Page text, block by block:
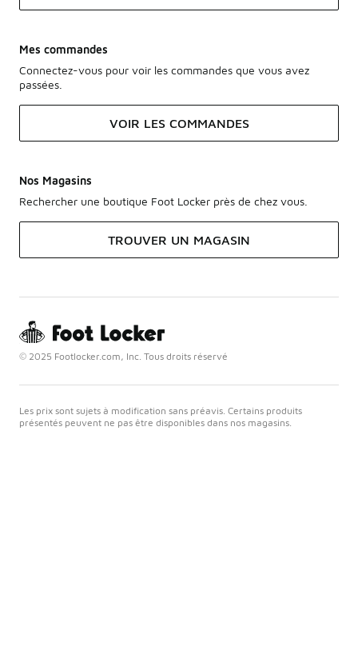
Mes commandes
Connectez-vous pour voir les commandes que vous avez
passées.
VOIR LES COMMANDES
Nos Magasins
Rechercher une boutique Foot Locker près de chez vous.
TROUVER UN MAGASIN
© 2025 Footlocker.com, Inc. Tous droits réservé
Les prix sont sujets à modification sans préavis. Certains produits
présentés peuvent ne pas être disponibles dans nos magasins.